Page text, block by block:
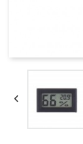
